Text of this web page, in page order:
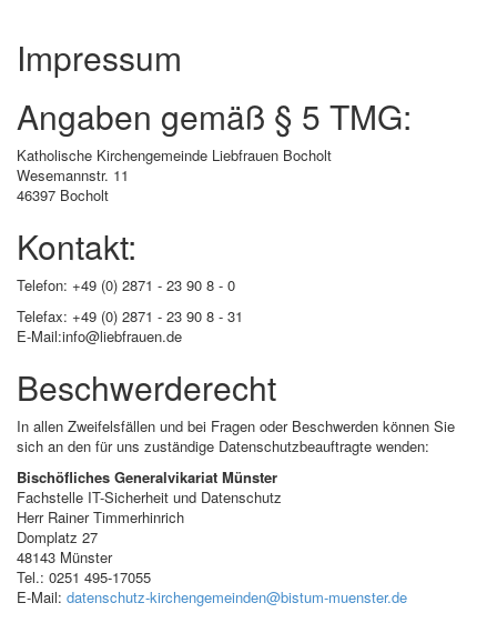
Impressum
Angaben gemäß § 5 TMG:
Katholische Kirchengemeinde Liebfrauen Bocholt
Wesemannstr. 11
46397 Bocholt
Kontakt:
Telefon: +49 (0) 2871 - 23 90 8 - 0
Telefax: +49 (0) 2871 - 23 90 8 - 31
E-Mail:info@liebfrauen.de
Beschwerderecht
In allen Zweifelsfällen und bei Fragen oder Beschwerden können Sie
sich an den für uns zuständige Datenschutzbeauftragte wenden:
Bischöfliches Generalvikariat Münster
Fachstelle IT-Sicherheit und Datenschutz
Herr Rainer Timmerhinrich
Domplatz 27
48143 Münster
Tel.: 0251 495-17055
E-Mail: datenschutz-kirchengemeinden@bistum-muenster.de